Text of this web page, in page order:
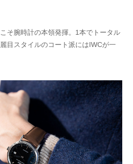
そ腕時計の本領発揮。1本でトータル
目スタイルのコート派にはIWCが一